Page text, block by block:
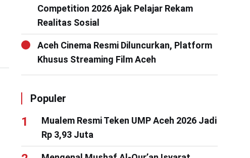
Competition 2026 Ajak Pelajar Rekam
Realitas Sosial
Aceh Cinema Resmi Diluncurkan, Platform
Khusus Streaming Film Aceh
Populer
Mualem Resmi Teken UMP Aceh 2026 Jadi
Rp 3,93 Juta